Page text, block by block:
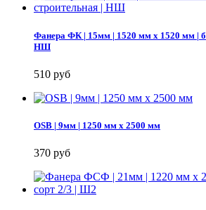
Фанера ФК | 15мм | 1520 мм х 1520 мм |
НШ
510 руб
OSB | 9мм | 1250 мм х 2500 мм
370 руб